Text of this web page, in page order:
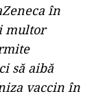
în
multor
să aibă
vaccin în